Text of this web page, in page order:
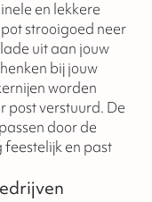
en lekkere
strooigoed neer
uit aan jouw
bij jouw
worden
post verstuurd. De
door de
en past